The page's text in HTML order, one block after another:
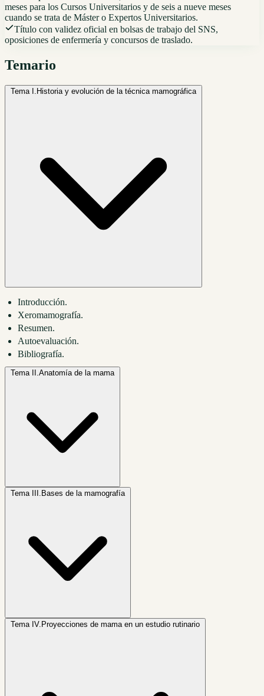
meses para los Cursos Universitarios y de seis a nueve meses
cuando se trata de Máster o Expertos Universitarios.
Título con validez oficial en bolsas de trabajo del SNS,
oposiciones de enfermería y concursos de traslado.
Temario
Tema I. Historia y evolución de la técnica mamográfica
Introducción.
Xeromamografía.
Resumen.
Autoevaluación.
Bibliografía.
Tema II. Anatomía de la mama
Tema III. Bases de la mamografía
Tema IV.